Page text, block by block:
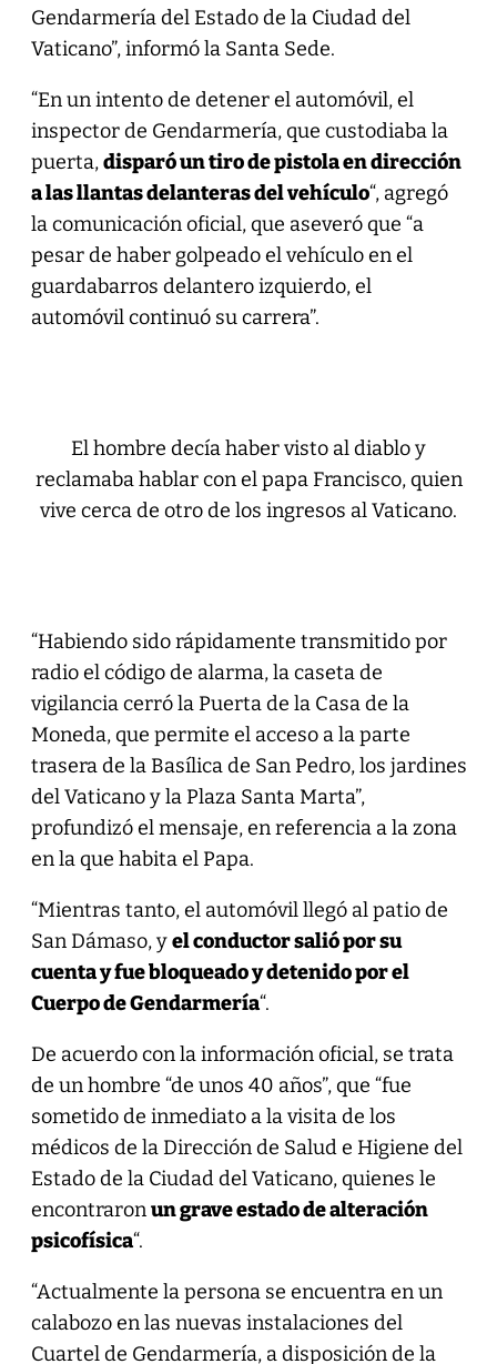
Gendarmería del Estado de la Ciudad del
Vaticano”, informó la Santa Sede.
“En un intento de detener el automóvil, el
inspector de Gendarmería, que custodiaba la
puerta,disparó un tiro de pistola en dirección
a las llantas delanteras del vehículo“, agregó
la comunicación oficial, que aseveró que “a
pesar de haber golpeado el vehículo en el
guardabarros delantero izquierdo, el
automóvil continuó su carrera”.
El hombre decía haber visto al diablo y
reclamaba hablar con el papa Francisco, quien
vive cerca de otro de los ingresos al Vaticano.
“Habiendo sido rápidamente transmitido por
radio el código de alarma, la caseta de
vigilancia cerró la Puerta de la Casa de la
Moneda, que permite el acceso a la parte
trasera de la Basílica de San Pedro, los jardines
del Vaticano y la Plaza Santa Marta”,
profundizó el mensaje, en referencia a la zona
en la que habita el Papa.
“Mientras tanto, el automóvil llegó al patio de
San Dámaso, yel conductor salió por su
cuenta y fue bloqueado y detenido por el
Cuerpo de Gendarmería“.
De acuerdo con la información oficial, se trata
de un hombre “de unos 40 años”, que “fue
sometido de inmediato a la visita de los
médicos de la Dirección de Salud e Higiene del
Estado de la Ciudad del Vaticano, quienes le
encontraronun grave estado de alteración
psicofísica“.
“Actualmente la persona se encuentra en un
calabozo en las nuevas instalaciones del
Cuartel de Gendarmería, a disposición de la